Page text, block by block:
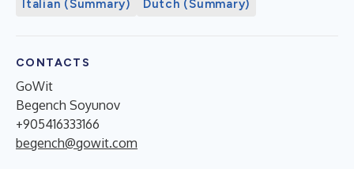
Italian (Summary)
Dutch (Summary)
CONTACTS
GoWit
Begench Soyunov
+905416333166
begench@gowit.com